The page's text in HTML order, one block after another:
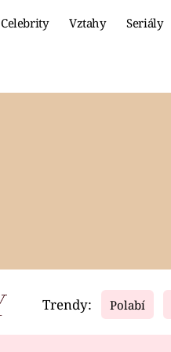
Celebrity Vztahy Seriály
Video
Trendy: Polabí